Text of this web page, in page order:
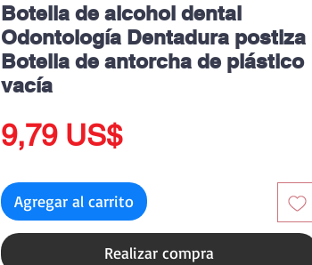
Botella de alcohol dental
Odontología Dentadura postiza
Botella de antorcha de plástico
vacía
9,79 US$Precio
Agregar al carrito
Realizar compra